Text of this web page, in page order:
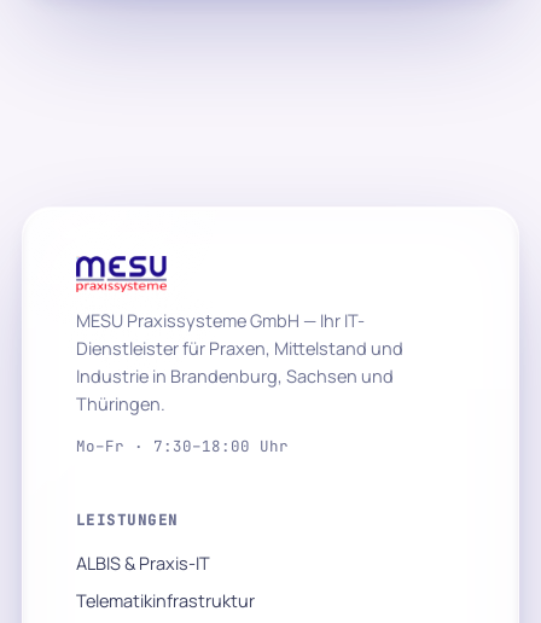
MESU Praxissysteme GmbH — Ihr IT-
Dienstleister für Praxen, Mittelstand und
Industrie in Brandenburg, Sachsen und
Thüringen.
Mo–Fr · 7:30–18:00 Uhr
LEISTUNGEN
ALBIS & Praxis-IT
Telematikinfrastruktur